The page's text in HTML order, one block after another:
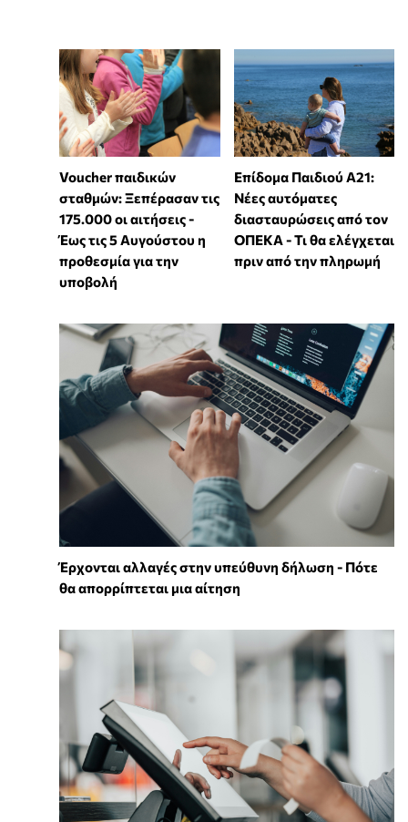
Voucher παιδικών
σταθμών: Ξεπέρασαν τις
175.000 οι αιτήσεις -
Έως τις 5 Αυγούστου η
προθεσμία για την
υποβολή
Επίδομα Παιδιού Α21:
Νέες αυτόματες
διασταυρώσεις από τον
ΟΠΕΚΑ - Τι θα ελέγχεται
πριν από την πληρωμή
Έρχονται αλλαγές στην υπεύθυνη δήλωση - Πότε
θα απορρίπτεται μια αίτηση